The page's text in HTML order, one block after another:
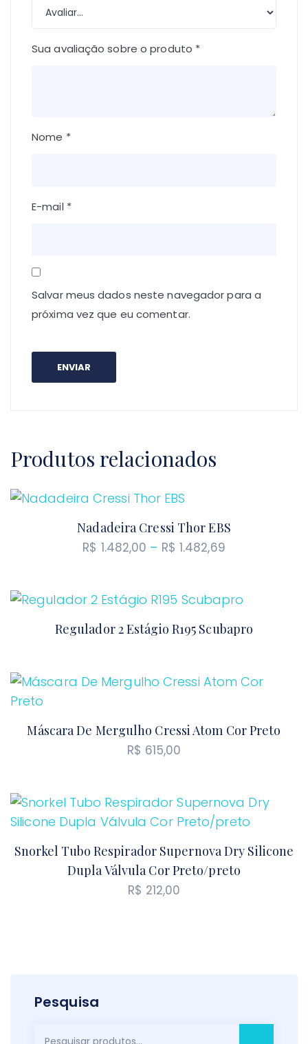
Sua avaliação sobre o produto *
Nome *
E-mail *
Salvar meus dados neste navegador para a
próxima vez que eu comentar.
Produtos relacionados
Nadadeira Cressi Thor EBS
R$ 1.482,00 – R$ 1.482,69Faixa
R$ 1.482,00
através
Regulador 2 Estágio R195 Scubapro
Máscara De Mergulho Cressi Atom Cor Preto
R$ 615,00
Snorkel Tubo Respirador Supernova Dry Silicone
Dupla Válvula Cor Preto/preto
R$ 212,00
Pesquisa
Pesquisar